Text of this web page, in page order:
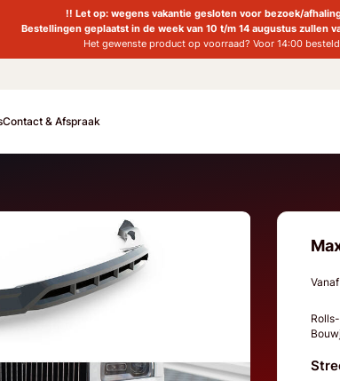
!! Let op: wegens vakantie gesloten voor bezoek/
Bestellingen geplaatst in de week van 10 t/m 14 augustus zullen
Het gewenste product op voorraad? Voor 14:00
Contact & Afspraak
Vanaf